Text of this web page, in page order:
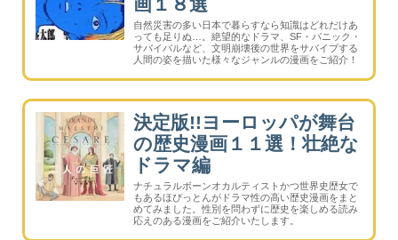
画１８選
自然災害の多い日本で暮らすなら知識はどれだけあ
っても足りぬ…。絶望的なドラマ、SF・パニック・
サバイバルなど、文明崩壊後の世界をサバイブする
人間の姿を描いた様々なジャンルの漫画をご紹介！
決定版!!ヨーロッパが舞台
の歴史漫画１１選！壮絶な
ドラマ編
ナチュラルボーンオカルティストかつ世界史歴女で
もあるほぴっとんがドラマ性の高い歴史漫画をまと
めてみました。性別を問わずに歴史を楽しめる読み
応えのある漫画をご紹介いたします。